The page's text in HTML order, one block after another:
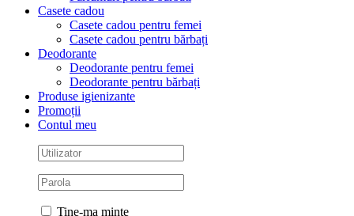
Casete cadou
Casete cadou pentru femei
Casete cadou pentru bărbați
Deodorante
Deodorante pentru femei
Deodorante pentru bărbați
Produse igienizante
Promoții
Contul meu
Tine-ma minte